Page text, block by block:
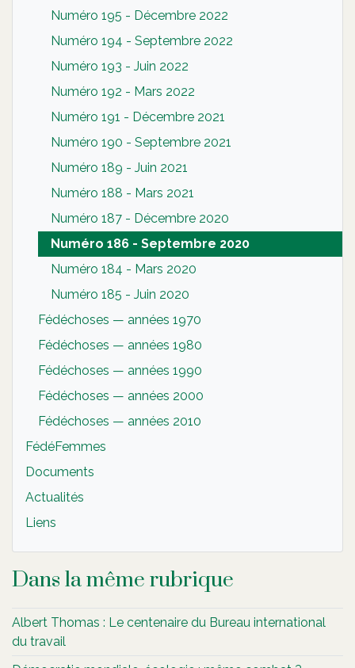
Numéro 195 - Décembre 2022
Numéro 194 - Septembre 2022
Numéro 193 - Juin 2022
Numéro 192 - Mars 2022
Numéro 191 - Décembre 2021
Numéro 190 - Septembre 2021
Numéro 189 - Juin 2021
Numéro 188 - Mars 2021
Numéro 187 - Décembre 2020
Numéro 186 - Septembre 2020
Numéro 184 - Mars 2020
Numéro 185 - Juin 2020
Fédéchoses — années 1970
Fédéchoses — années 1980
Fédéchoses — années 1990
Fédéchoses — années 2000
Fédéchoses — années 2010
FédéFemmes
Documents
Actualités
Liens
Dans la même rubrique
Albert Thomas : Le centenaire du Bureau international
du travail